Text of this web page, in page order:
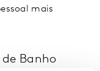
mais
Banho